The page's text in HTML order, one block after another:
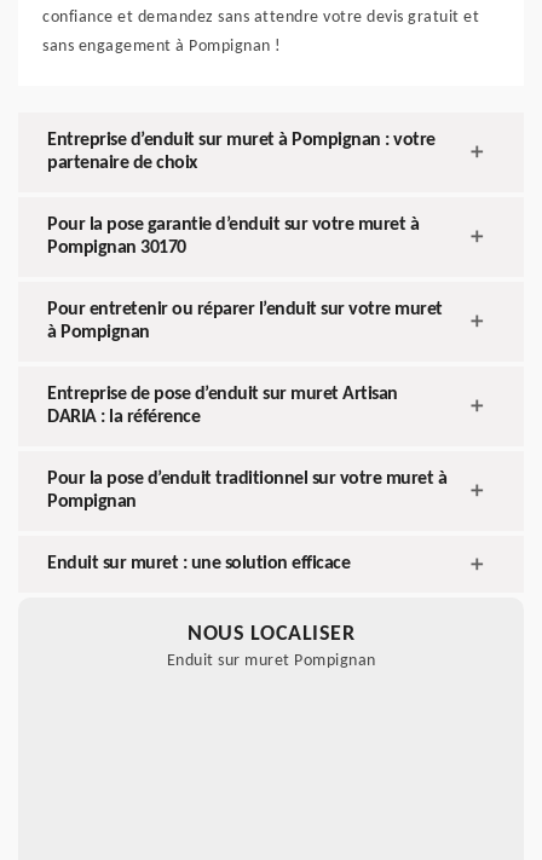
confiance et demandez sans attendre votre devis gratuit et
sans engagement à Pompignan !
Entreprise d’enduit sur muret à Pompignan : votre
partenaire de choix
Pour la pose garantie d’enduit sur votre muret à
Pompignan 30170
Pour entretenir ou réparer l’enduit sur votre muret
à Pompignan
Entreprise de pose d’enduit sur muret Artisan
DARIA : la référence
Pour la pose d’enduit traditionnel sur votre muret à
Pompignan
Enduit sur muret : une solution efficace
NOUS LOCALISER
Enduit sur muret Pompignan